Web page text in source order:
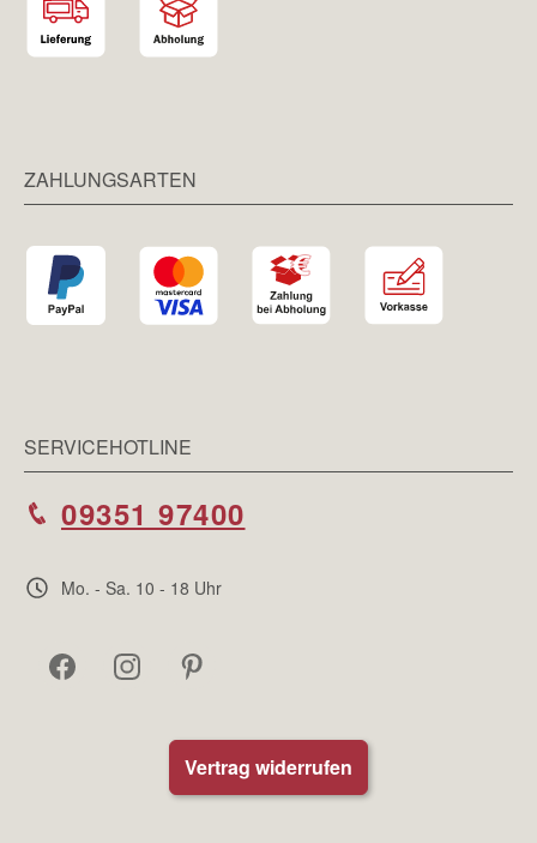
ZAHLUNGSARTEN
SERVICEHOTLINE
09351 97400
Mo. - Sa. 10 - 18 Uhr
Vertrag widerrufen